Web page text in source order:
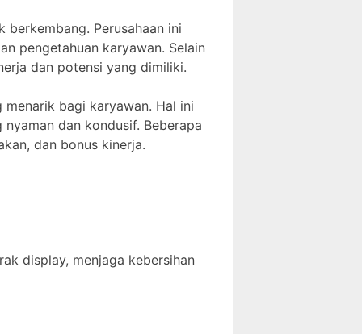
Perusahaan ini
pengetahuan karyawan. Selain
dan potensi yang dimiliki.
bagi karyawan. Hal ini
dan kondusif. Beberapa
dan bonus kinerja.
display, menjaga kebersihan